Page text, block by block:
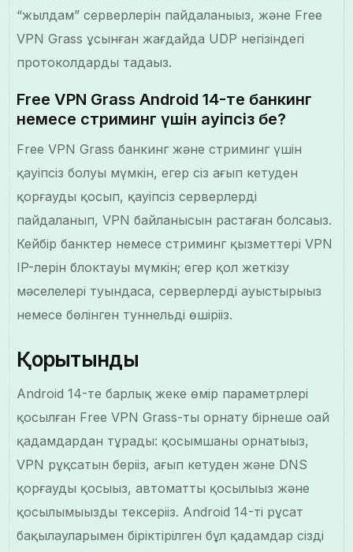
“жылдам” серверлерін пайдаланыңыз, және Free
VPN Grass ұсынған жағдайда UDP негізіндегі
протоколдарды таңдаңыз.
Free VPN Grass Android 14-те банкинг
немесе стриминг үшін қауіпсіз бе?
Free VPN Grass банкинг және стриминг үшін
қауіпсіз болуы мүмкін, егер сіз ағып кетуден
қорғауды қосып, қауіпсіз серверлерді
пайдаланып, VPN байланысын растаған болсаңыз.
Кейбір банктер немесе стриминг қызметтері VPN
IP-лерін блоктауы мүмкін; егер қол жеткізу
мәселелері туындаса, серверлерді ауыстырыңыз
немесе бөлінген туннельді өшіріңіз.
Қорытынды
Android 14-те барлық жеке өмір параметрлері
қосылған Free VPN Grass-ты орнату бірнеше оңай
қадамдардан тұрады: қосымшаны орнатыңыз,
VPN рұқсатын беріңіз, ағып кетуден және DNS
қорғауды қосыңыз, автоматты қосылыңыз және
қосылымыңызды тексеріңіз. Android 14-тің рұсат
бақылауларымен біріктірілген бұл қадамдар сіздің